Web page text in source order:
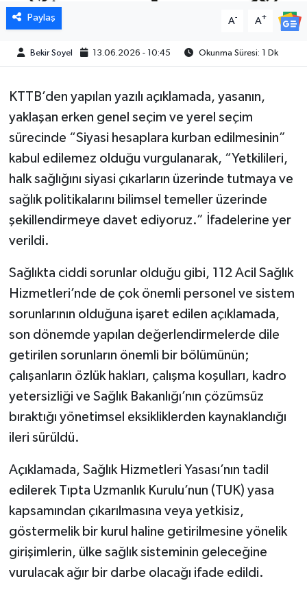
Paylaş A- A+
Bekir Soyel 13.06.2026 - 10:45 Okunma Süresi: 1 Dk
KTTB’den yapılan yazılı açıklamada, yasanın,
yaklaşan erken genel seçim ve yerel seçim
sürecinde “Siyasi hesaplara kurban edilmesinin”
kabul edilemez olduğu vurgulanarak, “Yetkilileri,
halk sağlığını siyasi çıkarların üzerinde tutmaya ve
sağlık politikalarını bilimsel temeller üzerinde
şekillendirmeye davet ediyoruz.” İfadelerine yer
verildi.
Sağlıkta ciddi sorunlar olduğu gibi, 112 Acil Sağlık
Hizmetleri’nde de çok önemli personel ve sistem
sorunlarının olduğuna işaret edilen açıklamada,
son dönemde yapılan değerlendirmelerde dile
getirilen sorunların önemli bir bölümünün;
çalışanların özlük hakları, çalışma koşulları, kadro
yetersizliği ve Sağlık Bakanlığı’nın çözümsüz
bıraktığı yönetimsel eksikliklerden kaynaklandığı
ileri sürüldü.
Açıklamada, Sağlık Hizmetleri Yasası’nın tadil
edilerek Tıpta Uzmanlık Kurulu’nun (TUK) yasa
kapsamından çıkarılmasına veya yetkisiz,
göstermelik bir kurul haline getirilmesine yönelik
girişimlerin, ülke sağlık sisteminin geleceğine
vurulacak ağır bir darbe olacağı ifade edildi.